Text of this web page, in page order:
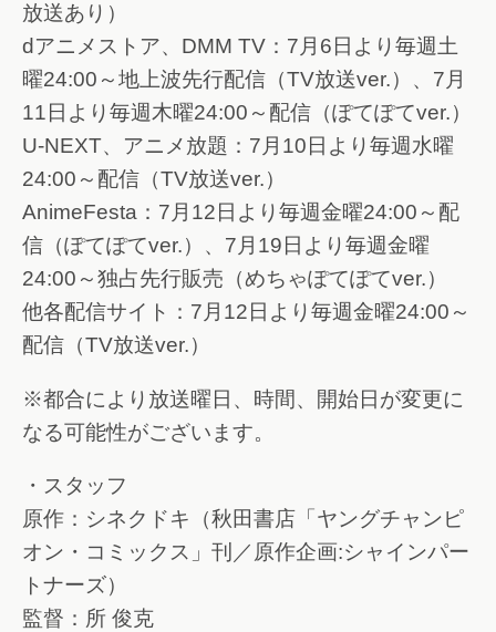
放送あり）
dアニメストア、DMM TV：7月6日より毎週土
曜24:00～地上波先行配信（TV放送ver.）、7月
11日より毎週木曜24:00～配信（ぽてぽてver.）
U-NEXT、アニメ放題：7月10日より毎週水曜
24:00～配信（TV放送ver.）
AnimeFesta：7月12日より毎週金曜24:00～配
信（ぽてぽてver.）、7月19日より毎週金曜
24:00～独占先行販売（めちゃぽてぽてver.）
他各配信サイト：7月12日より毎週金曜24:00～
配信（TV放送ver.）
※都合により放送曜日、時間、開始日が変更に
なる可能性がございます。
・スタッフ
原作：シネクドキ（秋田書店「ヤングチャンピ
オン・コミックス」刊／原作企画:シャインパー
トナーズ）
監督：所 俊克